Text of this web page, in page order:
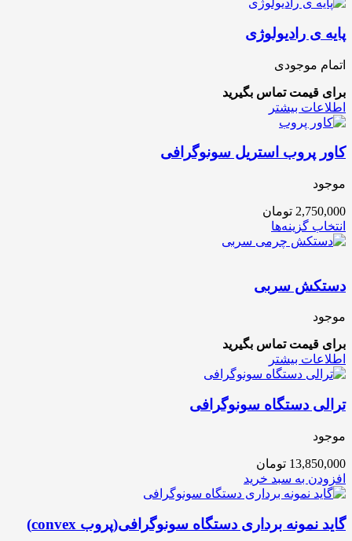
پایه ی رادیولوژی
اتمام موجودی
برای قیمت تماس بگیرید
اطلاعات بیشتر
کاور پروب استریل سونوگرافی
موجود
2,750,000 تومان
انتخاب گزینه‌ها
دستکش سربی
موجود
برای قیمت تماس بگیرید
اطلاعات بیشتر
ترالی دستگاه سونوگرافی
موجود
13,850,000 تومان
افزودن به سبد خرید
گاید نمونه برداری دستگاه سونوگرافی(پروب convex)